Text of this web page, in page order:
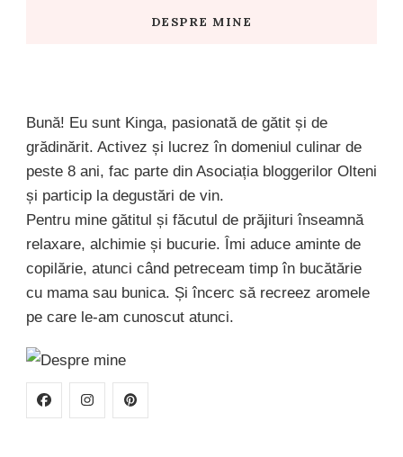
DESPRE MINE
Bună! Eu sunt Kinga, pasionată de gătit și de
grădinărit. Activez și lucrez în domeniul culinar de
peste 8 ani, fac parte din Asociația bloggerilor Olteni
și particip la degustări de vin.
Pentru mine gătitul și făcutul de prăjituri înseamnă
relaxare, alchimie și bucurie. Îmi aduce aminte de
copilărie, atunci când petreceam timp în bucătărie
cu mama sau bunica. Și încerc să recreez aromele
pe care le-am cunoscut atunci.